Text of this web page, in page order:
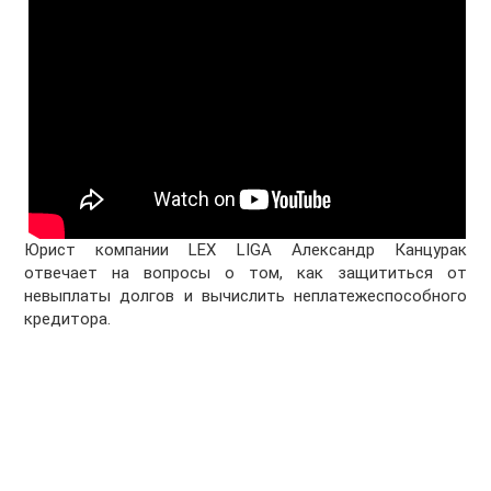
Юрист компании LEX LIGA Александр Канцурак
отвечает на вопросы о том, как защититься от
невыплаты долгов и вычислить неплатежеспособного
кредитора.